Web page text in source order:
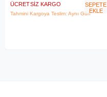
ÜCRETSIZ KARGO
Tahmini Kargoya Teslim: Aynı Gün
SEPETE
EKLE